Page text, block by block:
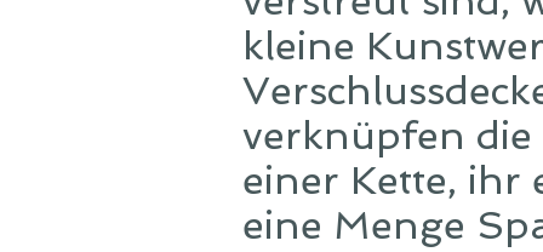
kleine
verknüpfen die
einer Kette, ihr
eine Menge